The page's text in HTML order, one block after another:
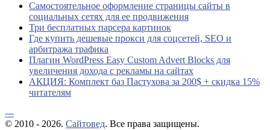
Самостоятельное оформление страницы сайты в
социальных сетях для ее продвижения
Три бесплатных парсера картинок
Где купить дешевые прокси для соцсетей, SEO и
арбитража трафика
Плагин WordPress Easy Custom Advert Blocks для
увеличения дохода с рекламы на сайтах
АКЦИЯ: Комплект баз Пастухова за 200$ + скидка 15%
читателям
---
© 2010 - 2026. Сайтовед. Все права защищены.